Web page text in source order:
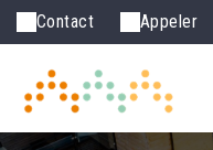
Contact Appeler